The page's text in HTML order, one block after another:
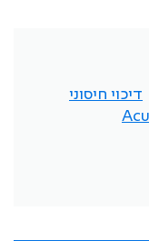
דיכוי חיסוני